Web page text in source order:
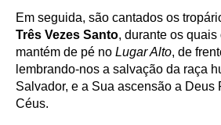
Em seguida, são cantados os
Três Vezes Santo, durante os
mantém de pé no Lugar Alto, de
lembrando-nos a salvação da raça
Salvador, e a Sua ascensão a Deus
Céus.